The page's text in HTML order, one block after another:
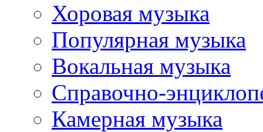
Хоровая музыка
Популярная музыка
Вокальная музыка
Справочно-
Камерная музыка